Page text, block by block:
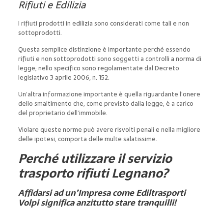
Rifiuti e Edilizia
I rifiuti prodotti in edilizia sono considerati come tali e non
sottoprodotti.
Questa semplice distinzione è importante perché essendo
rifiuti e non sottoprodotti sono soggetti a controlli a norma di
legge; nello specifico sono regolamentate dal Decreto
legislativo 3 aprile 2006, n. 152.
Un’altra informazione importante è quella riguardante l’onere
dello smaltimento che, come previsto dalla legge, è a carico
del proprietario dell’immobile.
Violare queste norme può avere risvolti penali e nella migliore
delle ipotesi, comporta delle multe salatissime.
Perché utilizzare il servizio
trasporto rifiuti Legnano?
Affidarsi ad un’Impresa come Ediltrasporti
Volpi significa anzitutto stare tranquilli!